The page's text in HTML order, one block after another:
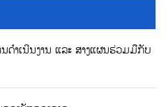
ດຳເນີນງານ ແລະ ສາງແຜນຮ່ວມມືກັບ